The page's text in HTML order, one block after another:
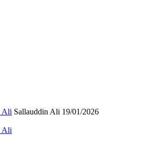
Sallauddin Ali Send
19/01/2026